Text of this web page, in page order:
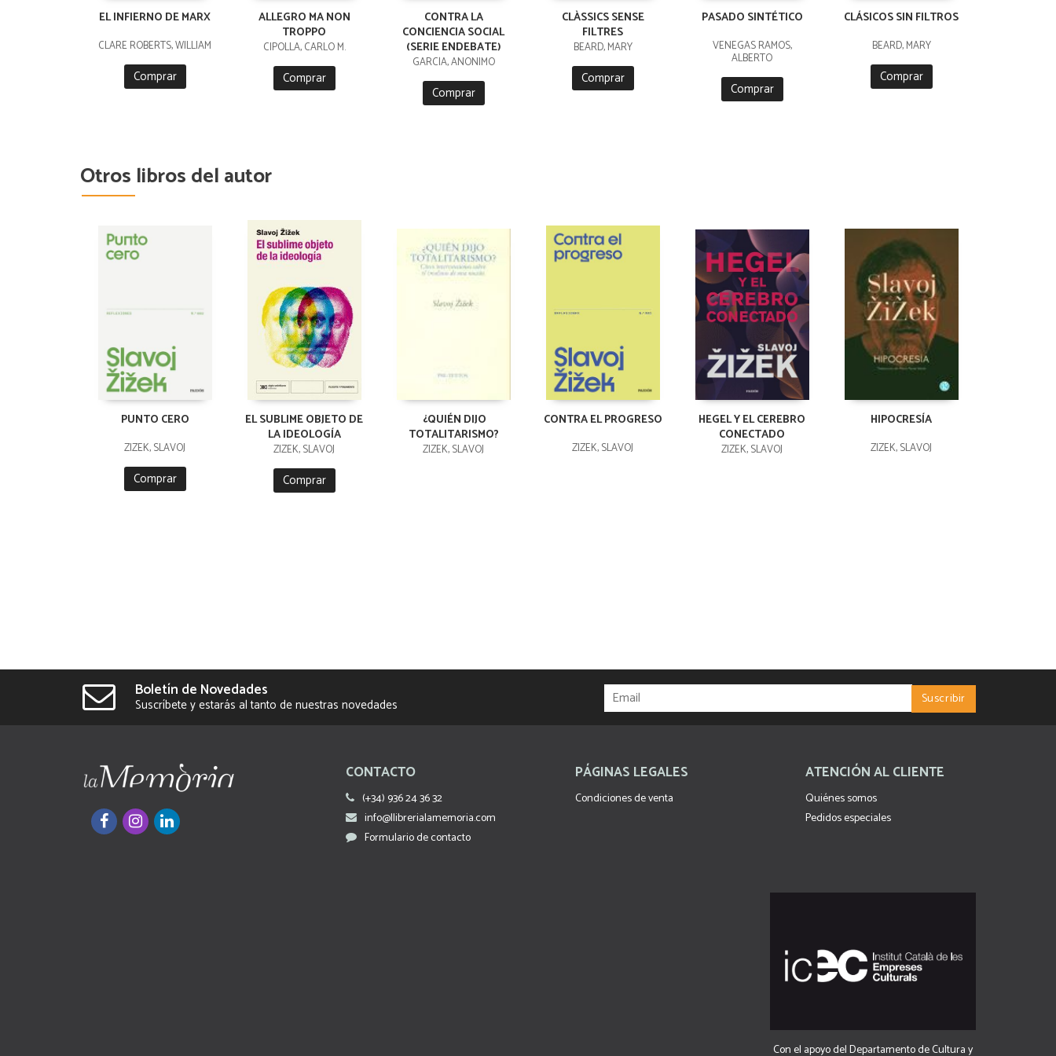
EL INFIERNO DE MARX
CLARE ROBERTS, WILLIAM
Comprar
ALLEGRO MA NON
TROPPO
CIPOLLA, CARLO M.
Comprar
CONTRA LA
CONCIENCIA SOCIAL
(SERIE ENDEBATE)
GARCÍA, ANÓNIMO
Comprar
CLÀSSICS SENSE
FILTRES
BEARD, MARY
Comprar
PASADO SINTÉTICO
VENEGAS RAMOS,
ALBERTO
Comprar
CLÁSICOS SIN FILTROS
BEARD, MARY
Comprar
Otros libros del autor
PUNTO CERO
ZIZEK, SLAVOJ
Comprar
EL SUBLIME OBJETO DE
LA IDEOLOGÍA
ZIZEK, SLAVOJ
Comprar
¿QUIÉN DIJO
TOTALITARISMO?
ZIZEK, SLAVOJ
CONTRA EL PROGRESO
ZIZEK, SLAVOJ
HEGEL Y EL CEREBRO
CONECTADO
ZIZEK, SLAVOJ
HIPOCRESÍA
ZIZEK, SLAVOJ
Boletín de Novedades
Suscríbete y estarás al tanto de nuestras novedades
CONTACTO
(+34) 936 24 36 32
info@llibrerialamemoria.com
Formulario de contacto
PÁGINAS LEGALES
Condiciones de venta
ATENCIÓN AL CLIENTE
Quiénes somos
Pedidos especiales
Con el apoyo del Departamento de Cultura y